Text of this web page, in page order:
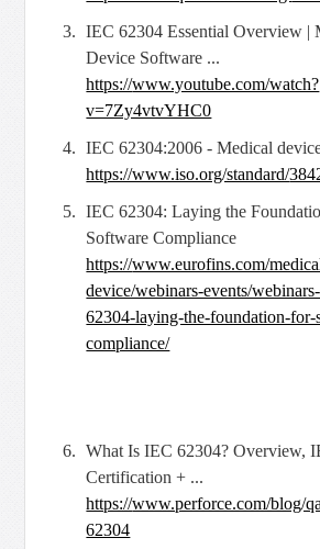
IEC 62304 Essential Overview |
Device Software ...
https://www.youtube.com/watch?
v=7Zy4vtvYHC0
IEC 62304:2006 - Medical
https://www.iso.org/standard/
IEC 62304: Laying the
Software Compliance
https://www.eurofins.com/
device/webinars-events/
62304-laying-the-foundation-for-
compliance/
What Is IEC 62304? Overview,
Certification + ...
https://www.perforce.com/blog/
62304